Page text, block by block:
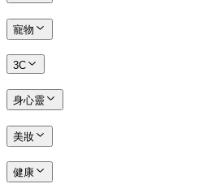
寵物
3C
身心靈
美妝
健康